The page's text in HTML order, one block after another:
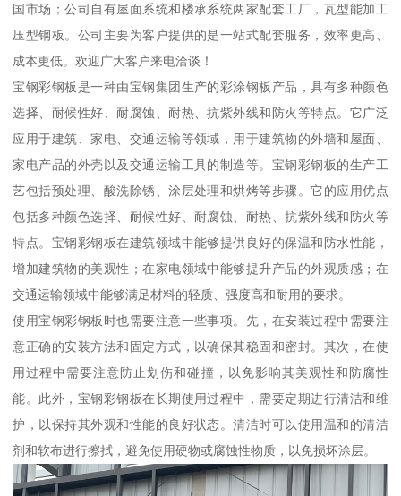
国市场；公司自有屋面系统和楼承系统两家配套工厂，瓦型能加工
压型钢板。公司主要为客户提供的是一站式配套服务，效率更高、
成本更低。欢迎广大客户来电洽谈！
宝钢彩钢板是一种由宝钢集团生产的彩涂钢板产品，具有多种颜色
选择、耐候性好、耐腐蚀、耐热、抗紫外线和防火等特点。它广泛
应用于建筑、家电、交通运输等领域，用于建筑物的外墙和屋面、
家电产品的外壳以及交通运输工具的制造等。宝钢彩钢板的生产工
艺包括预处理、酸洗除锈、涂层处理和烘烤等步骤。它的应用优点
包括多种颜色选择、耐候性好、耐腐蚀、耐热、抗紫外线和防火等
特点。宝钢彩钢板在建筑领域中能够提供良好的保温和防水性能，
增加建筑物的美观性；在家电领域中能够提升产品的外观质感；在
交通运输领域中能够满足材料的轻质、强度高和耐用的要求。
使用宝钢彩钢板时也需要注意一些事项。先，在安装过程中需要注
意正确的安装方法和固定方式，以确保其稳固和密封。其次，在使
用过程中需要注意防止划伤和碰撞，以免影响其美观性和防腐性
能。此外，宝钢彩钢板在长期使用过程中，需要定期进行清洁和维
护，以保持其外观和性能的良好状态。清洁时可以使用温和的清洁
剂和软布进行擦拭，避免使用硬物或腐蚀性物质，以免损坏涂层。